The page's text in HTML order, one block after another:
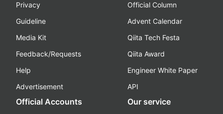
Privacy
Guideline
Media Kit
Feedback/Requests
Help
Advertisement
Official Column
Advent Calendar
Qiita Tech Festa
Qiita Award
Engineer White Paper
API
Official Accounts Our service